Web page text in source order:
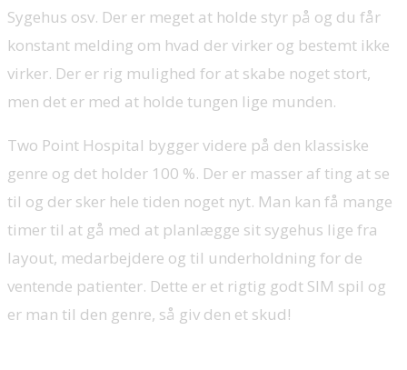
Sygehus osv. Der er meget at holde styr på og du får
konstant melding om hvad der virker og bestemt ikke
virker. Der er rig mulighed for at skabe noget stort,
men det er med at holde tungen lige munden.
Two Point Hospital bygger videre på den klassiske
genre og det holder 100 %. Der er masser af ting at se
til og der sker hele tiden noget nyt. Man kan få mange
timer til at gå med at planlægge sit sygehus lige fra
layout, medarbejdere og til underholdning for de
ventende patienter. Dette er et rigtig godt SIM spil og
er man til den genre, så giv den et skud!